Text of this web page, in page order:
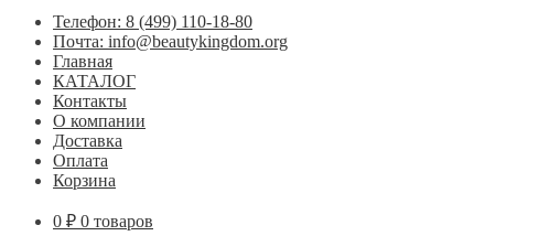
Телефон: 8 (499) 110-18-80
Почта: info@beautykingdom.org
Главная
КАТАЛОГ
Контакты
О компании
Доставка
Оплата
Корзина
0 ₽ 0 товаров